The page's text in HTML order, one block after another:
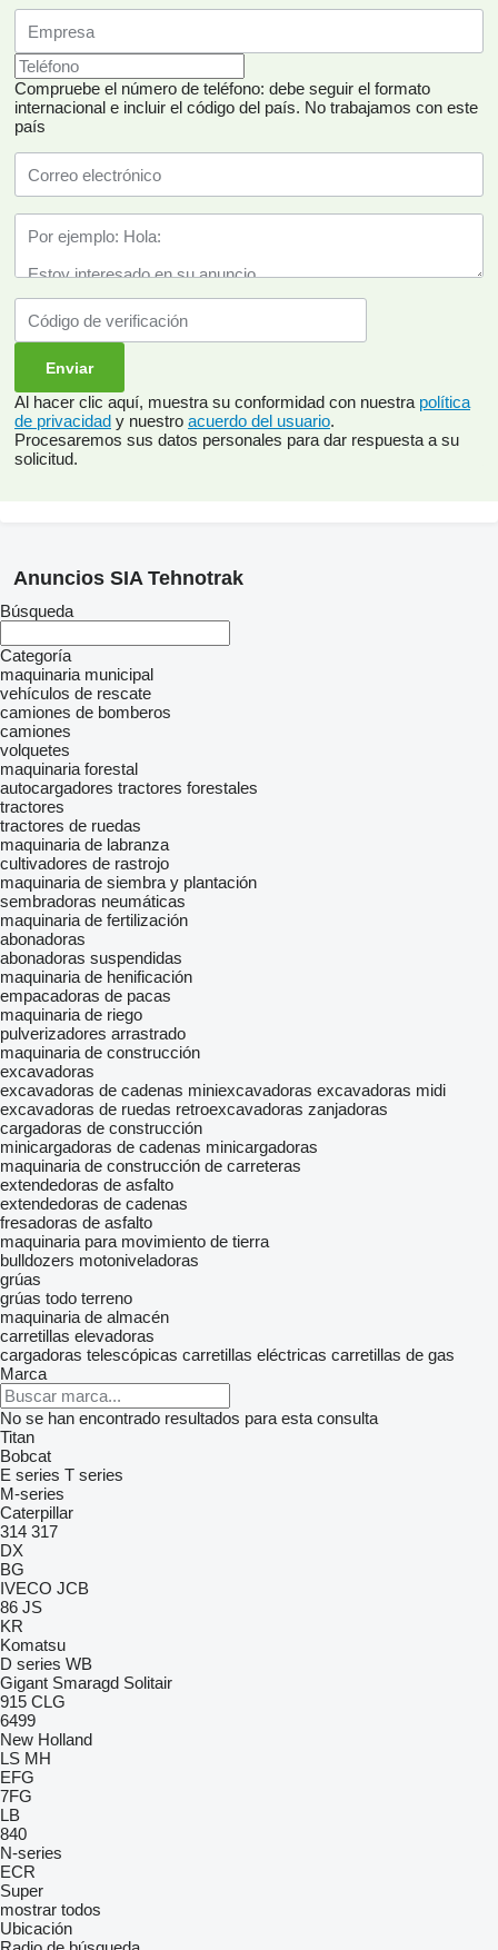
Compruebe el número de teléfono: debe seguir el formato
internacional e incluir el código del país. No trabajamos con este
país
Al hacer clic aquí, muestra su conformidad con nuestra política
de privacidad y nuestro acuerdo del usuario.
Procesaremos sus datos personales para dar respuesta a su
solicitud.
Anuncios SIA Tehnotrak
Búsqueda
Categoría
maquinaria municipal
vehículos de rescate
camiones de bomberos
camiones
volquetes
maquinaria forestal
autocargadores tractores forestales
tractores
tractores de ruedas
maquinaria de labranza
cultivadores de rastrojo
maquinaria de siembra y plantación
sembradoras neumáticas
maquinaria de fertilización
abonadoras
abonadoras suspendidas
maquinaria de henificación
empacadoras de pacas
maquinaria de riego
pulverizadores arrastrado
maquinaria de construcción
excavadoras
excavadoras de cadenas miniexcavadoras excavadoras midi
excavadoras de ruedas retroexcavadoras zanjadoras
cargadoras de construcción
minicargadoras de cadenas minicargadoras
maquinaria de construcción de carreteras
extendedoras de asfalto
extendedoras de cadenas
fresadoras de asfalto
maquinaria para movimiento de tierra
bulldozers motoniveladoras
grúas
grúas todo terreno
maquinaria de almacén
carretillas elevadoras
cargadoras telescópicas carretillas eléctricas carretillas de gas
Marca
No se han encontrado resultados para esta consulta
Titan
Bobcat
E series T series
M-series
Caterpillar
314 317
DX
BG
IVECO JCB
86 JS
KR
Komatsu
D series WB
Gigant Smaragd Solitair
915 CLG
6499
New Holland
LS MH
EFG
7FG
LB
840
N-series
ECR
Super
mostrar todos
Ubicación